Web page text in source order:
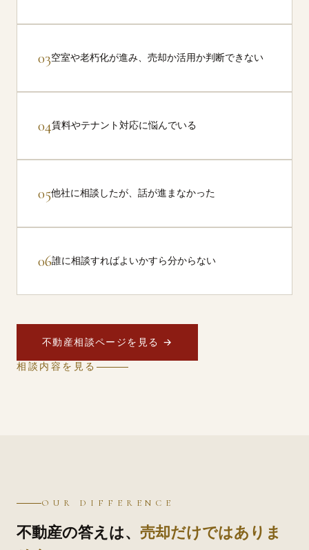
03空室や老朽化が進み、売却か活用か判断できない
04賃料やテナント対応に悩んでいる
05他社に相談したが、話が進まなかった
06誰に相談すればよいかすら分からない
不動産相談ページを見る →
相談内容を見る
OUR DIFFERENCE
不動産の答えは、 売却だけではありま